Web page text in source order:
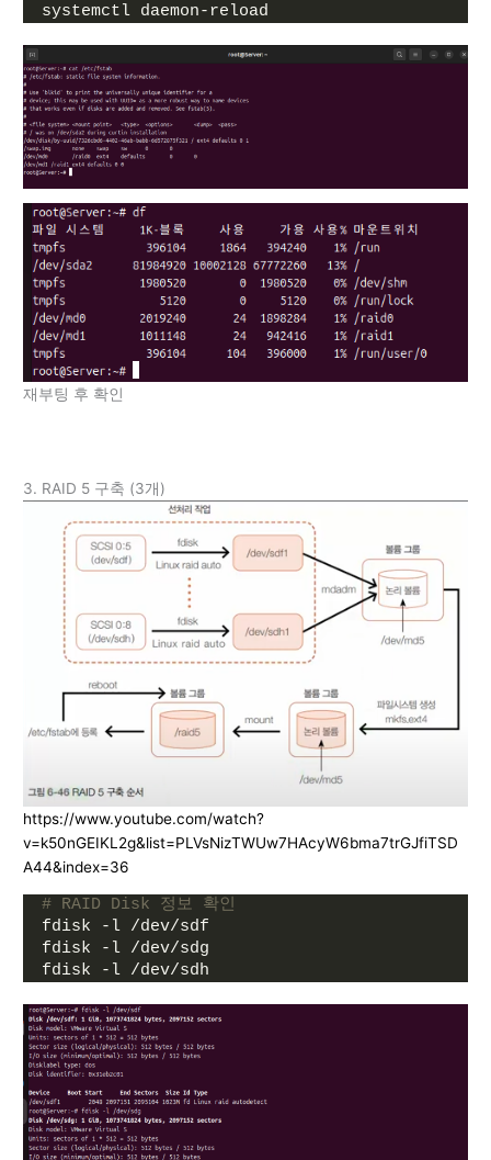
systemctl daemon-reload
재부팅 후 확인
3. RAID 5 구축 (3개)
https://www.youtube.com/watch?
v=k50nGEIKL2g&list=PLVsNizTWUw7HAcyW6bma7trGJfiTSD
A44&index=36
# RAID Disk 정보 확인
fdisk -l /dev/sdf
fdisk -l /dev/sdg
fdisk -l /dev/sdh